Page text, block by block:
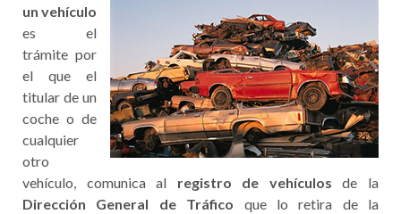
un vehículo
es el
trámite por
el que el
titular de un
coche o de
cualquier
otro
vehículo, comunica al registro de vehículos de la
Dirección General de Tráfico que lo retira de la